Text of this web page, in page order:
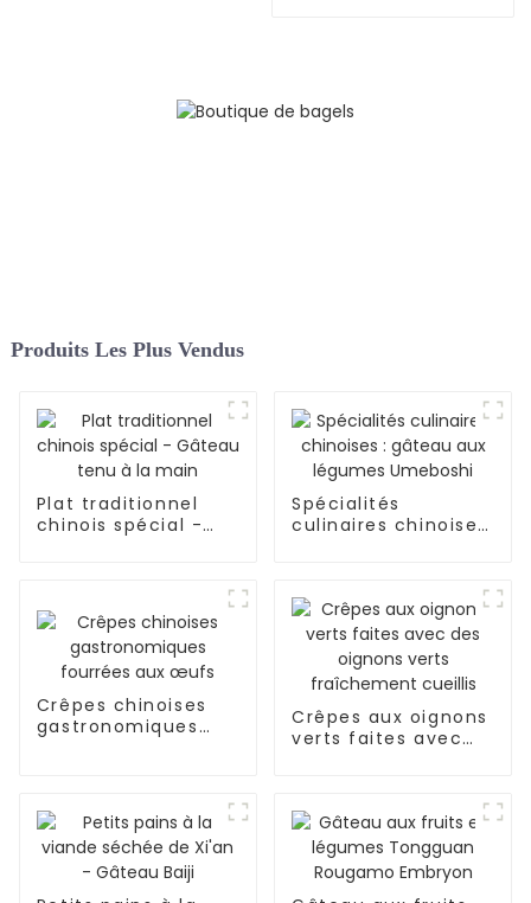
Produits Les Plus Vendus
Plat traditionnel
chinois spécial -
Spécialités
culinaires chinoises
Crêpes chinoises
gastronomiques
Crêpes aux oignons
verts faites avec